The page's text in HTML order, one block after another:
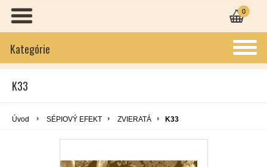
0
Kategórie
K33
Úvod SÉPIOVÝ EFEKT ZVIERATÁ K33